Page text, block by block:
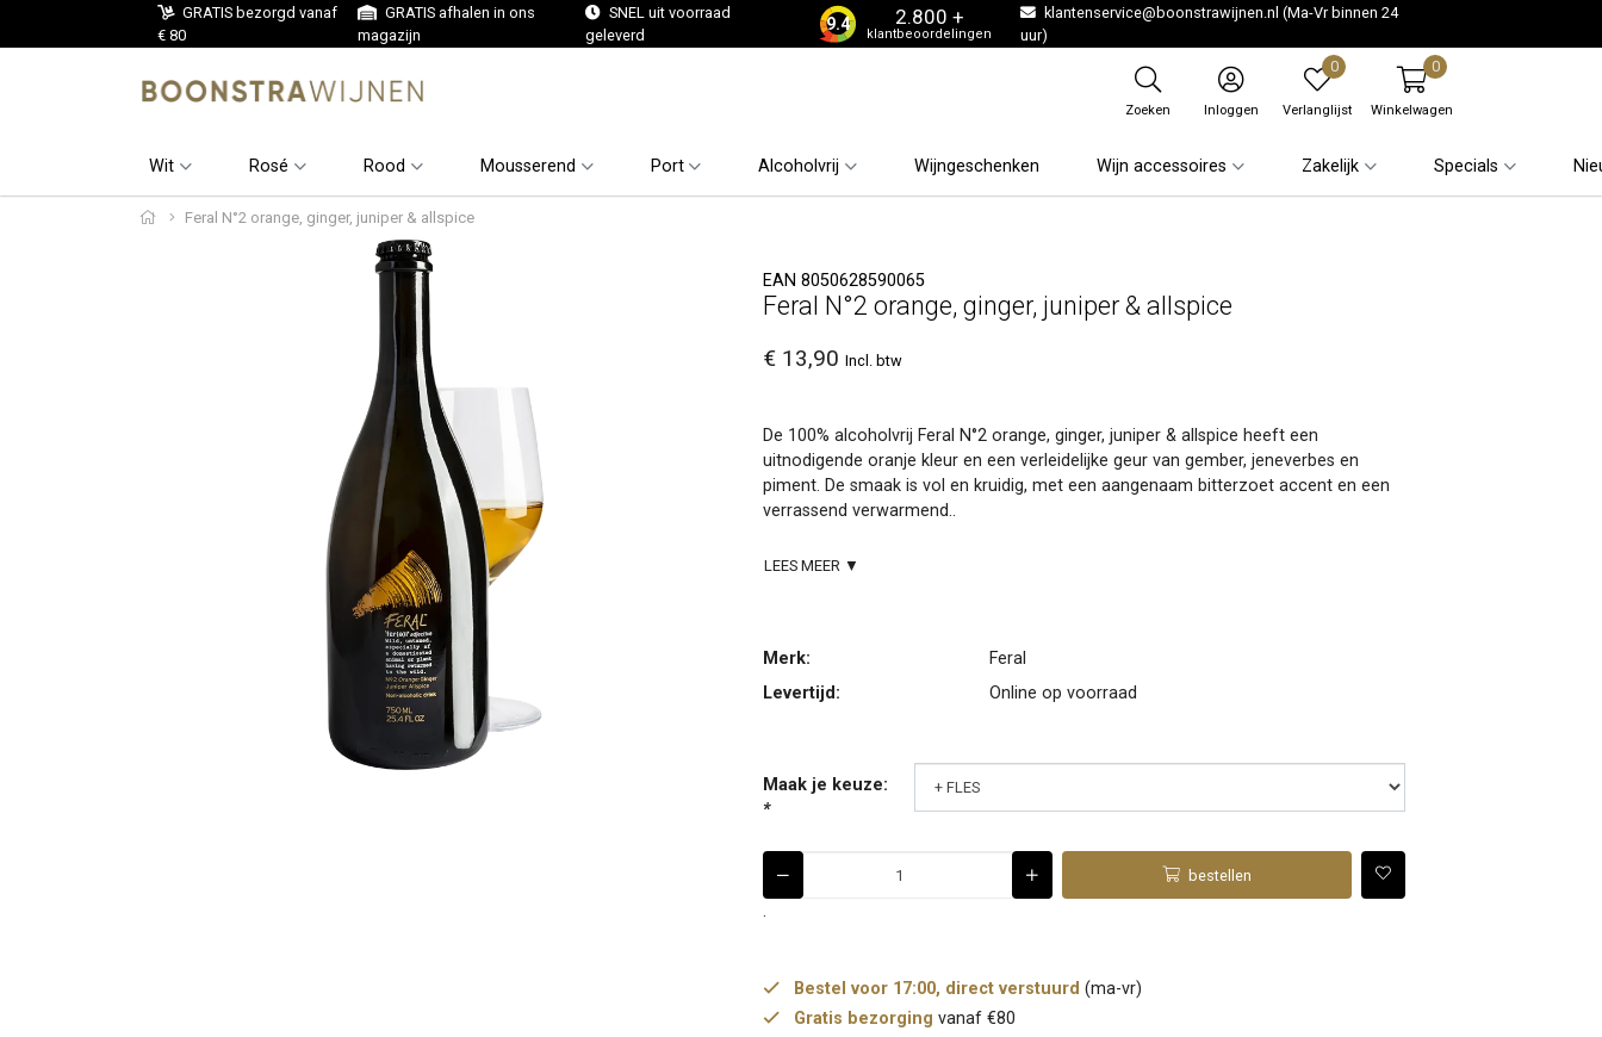
GRATIS bezorgd vanaf
€ 80
GRATIS afhalen in ons
magazijn
SNEL uit voorraad
geleverd
9.4 2.800 +
klantbeoordelingen
klantenservice@boonstrawijnen.nl (Ma-Vr binnen 24
uur)
Zoeken Inloggen
0
Verlanglijst
0
Winkelwagen
Wit Rosé Rood Mousserend Port Alcoholvrij Wijngeschenken Wijn accessoires Zakelijk Specials
Feral N°2 orange, ginger, juniper & allspice
EAN 8050628590065
Feral N°2 orange, ginger, juniper & allspice
€ 13,90 Incl. btw
De 100% alcoholvrij Feral N°2 orange, ginger, juniper & allspice heeft een
uitnodigende oranje kleur en een verleidelijke geur van gember, jeneverbes en
piment. De smaak is vol en kruidig, met een aangenaam bitterzoet accent en een
verrassend verwarmend..
LEES MEER ▼
Merk:
Feral
Levertijd:
Online op voorraad
Maak je keuze:
*
bestellen
.
Bestel voor 17:00, direct verstuurd (ma-vr)
Gratis bezorging vanaf €80